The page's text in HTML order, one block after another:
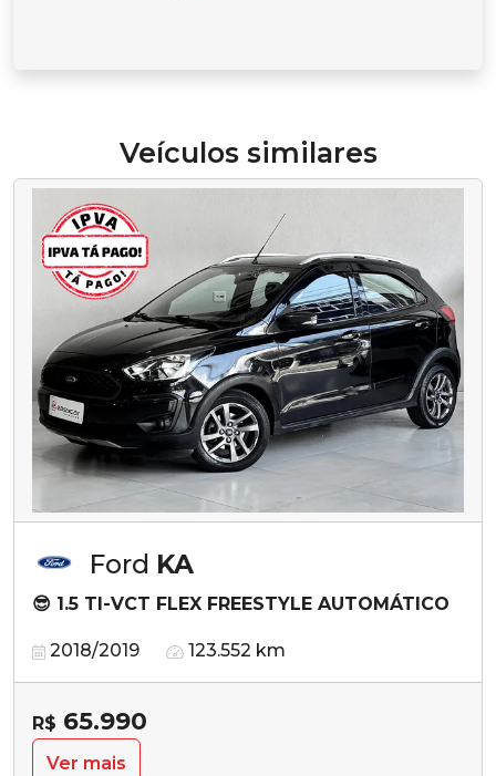
Veículos similares
Ford KA
😎 1.5 TI-VCT FLEX FREESTYLE AUTOMÁTICO
2018/2019 123.552 km
R$ 65.990
Ver mais